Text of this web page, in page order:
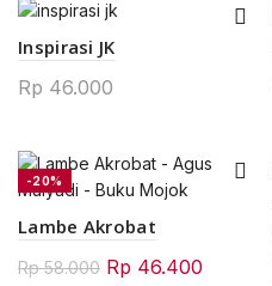
Inspirasi JK
Rp 46.000
-20%
Lambe Akrobat
Rp58.000 Original
Rp 46.400